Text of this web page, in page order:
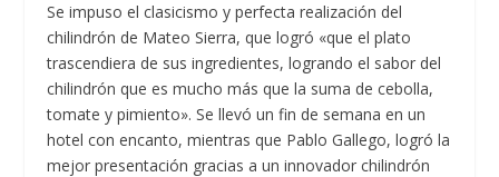
Se impuso el clasicismo y perfecta realización del
chilindrón de Mateo Sierra, que logró «que el plato
trascendiera de sus ingredientes, logrando el sabor del
chilindrón que es mucho más que la suma de cebolla,
tomate y pimiento». Se llevó un fin de semana en un
hotel con encanto, mientras que Pablo Gallego, logró la
mejor presentación gracias a un innovador chilindrón